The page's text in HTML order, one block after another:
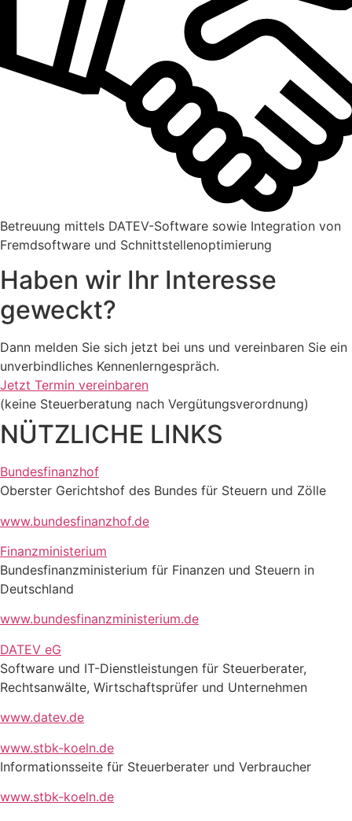
Betreuung mittels DATEV-Software sowie Integration von
Fremdsoftware und Schnittstellenoptimierung
Haben wir Ihr Interesse
geweckt?
Dann melden Sie sich jetzt bei uns und vereinbaren Sie ein
unverbindliches Kennenlerngespräch.
Jetzt Termin vereinbaren
(keine Steuerberatung nach Vergütungsverordnung)
NÜTZLICHE LINKS
Bundesfinanzhof
Oberster Gerichtshof des Bundes für Steuern und Zölle
www.bundesfinanzhof.de
Finanzministerium
Bundesfinanzministerium für Finanzen und Steuern in
Deutschland
www.bundesfinanzministerium.de
DATEV eG
Software und IT-Dienstleistungen für Steuerberater,
Rechtsanwälte, Wirtschaftsprüfer und Unternehmen
www.datev.de
www.stbk-koeln.de
Informationsseite für Steuerberater und Verbraucher
www.stbk-koeln.de